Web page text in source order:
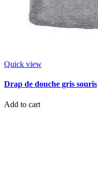
Quick view
Drap de douche gris souris
Add to cart